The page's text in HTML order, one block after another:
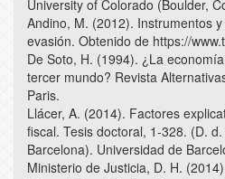
University of Colorado (Boulder,
Andino, M. (2012). Instrumentos
evasión. Obtenido de https://
De Soto, H. (1994). ¿La
tercer mundo? Revista
Paris.
Llácer, A. (2014). Factores
fiscal. Tesis doctoral, 1-328. (D.
Barcelona). Universidad de
Ministerio de Justicia, D. H.